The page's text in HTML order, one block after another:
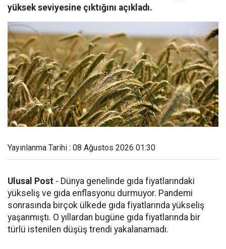
yüksek seviyesine çıktığını açıkladı.
Yayınlanma Tarihi : 08 Ağustos 2026 01:30
Ulusal Post - Dünya genelinde gıda fiyatlarındaki
yükseliş ve gıda enflasyonu durmuyor. Pandemi
sonrasında birçok ülkede gıda fiyatlarında yükseliş
yaşanmıştı. O yıllardan bugüne gıda fiyatlarında bir
türlü istenilen düşüş trendi yakalanamadı.